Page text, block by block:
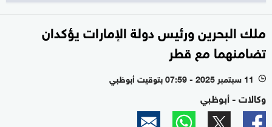
ملك البحرين ورئيس دولة الإمارات يؤكدان
تضامنهما مع قطر
l 11 سبتمبر 2025 - 07:59 بتوقيت أبوظبي
وكالات - أبوظبي